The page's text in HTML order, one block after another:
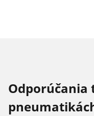
Odporúčania